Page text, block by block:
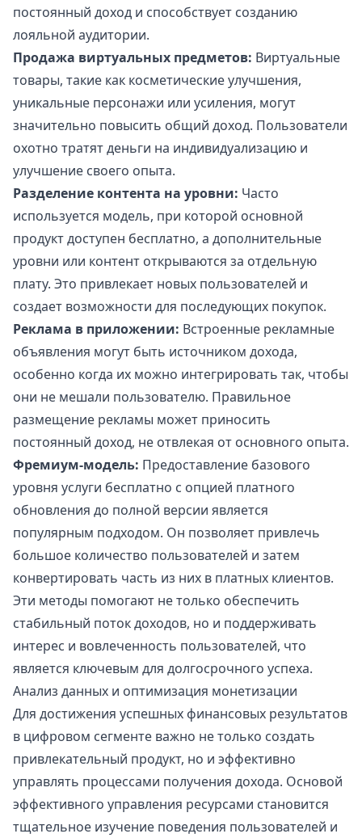
постоянный доход и способствует созданию
лояльной аудитории.
Продажа виртуальных предметов: Виртуальные
товары, такие как косметические улучшения,
уникальные персонажи или усиления, могут
значительно повысить общий доход. Пользователи
охотно тратят деньги на индивидуализацию и
улучшение своего опыта.
Разделение контента на уровни: Часто
используется модель, при которой основной
продукт доступен бесплатно, а дополнительные
уровни или контент открываются за отдельную
плату. Это привлекает новых пользователей и
создает возможности для последующих покупок.
Реклама в приложении: Встроенные рекламные
объявления могут быть источником дохода,
особенно когда их можно интегрировать так, чтобы
они не мешали пользователю. Правильное
размещение рекламы может приносить
постоянный доход, не отвлекая от основного опыта.
Фремиум-модель: Предоставление базового
уровня услуги бесплатно с опцией платного
обновления до полной версии является
популярным подходом. Он позволяет привлечь
большое количество пользователей и затем
конвертировать часть из них в платных клиентов.
Эти методы помогают не только обеспечить
стабильный поток доходов, но и поддерживать
интерес и вовлеченность пользователей, что
является ключевым для долгосрочного успеха.
Анализ данных и оптимизация монетизации
Для достижения успешных финансовых результатов
в цифровом сегменте важно не только создать
привлекательный продукт, но и эффективно
управлять процессами получения дохода. Основой
эффективного управления ресурсами становится
тщательное изучение поведения пользователей и